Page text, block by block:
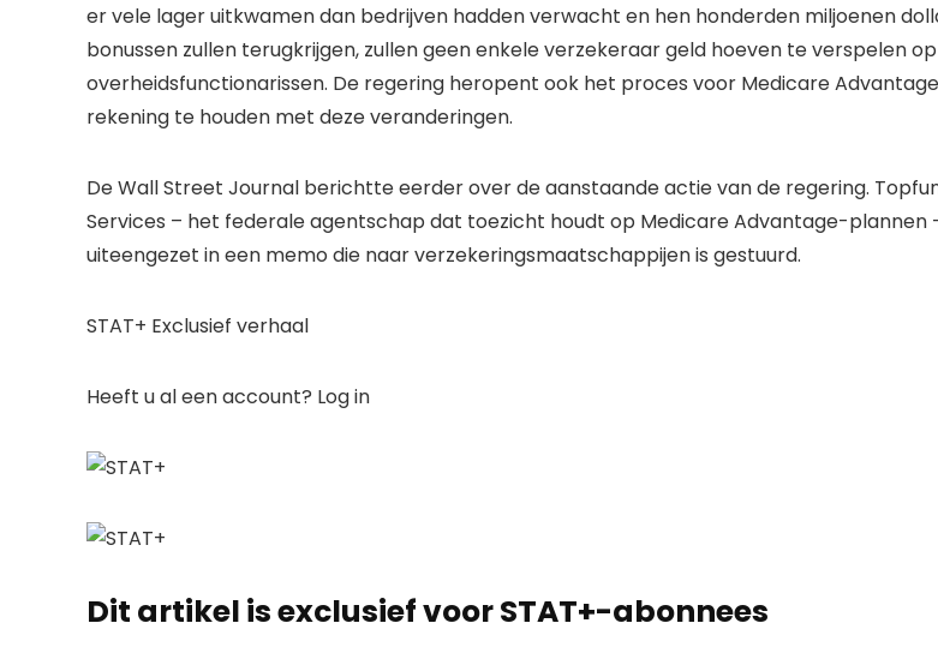
er vele lager uitkwamen dan bedrijven hadden verwacht en hen honderden miljoenen
bonussen zullen terugkrijgen, zullen geen enkele verzekeraar geld hoeven te verspelen
overheidsfunctionarissen. De regering heropent ook het proces voor Medicare
rekening te houden met deze veranderingen.
De Wall Street Journal berichtte eerder over de aanstaande actie van de regering.
Services – het federale agentschap dat toezicht houdt op Medicare Advantage-
uiteengezet in een memo die naar verzekeringsmaatschappijen is gestuurd.
STAT+ Exclusief verhaal
Heeft u al een account? Log in
Dit artikel is exclusief voor STAT+-abonnees